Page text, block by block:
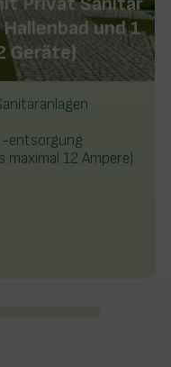
und 1
Geräte)
-entsorgung
12 Ampere)